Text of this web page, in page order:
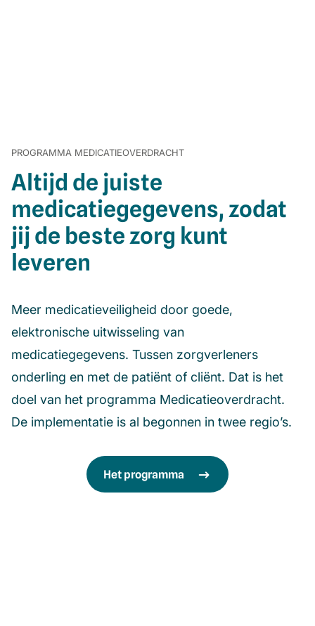
PROGRAMMA MEDICATIEOVERDRACHT
Altijd de juiste
medicatiegegevens, zodat
jij de beste zorg kunt
leveren
Meer medicatieveiligheid door goede,
elektronische uitwisseling van
medicatiegegevens. Tussen zorgverleners
onderling en met de patiënt of cliënt. Dat is het
doel van het programma Medicatieoverdracht.
De implementatie is al begonnen in twee regio’s.
Het programma